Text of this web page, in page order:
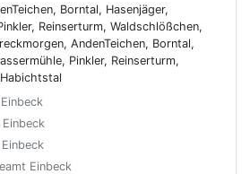
Borntal, Hasenjäger,
Reinserturm, Waldschlößchen,
AndenTeichen, Borntal,
Pinkler, Reinserturm,
Einbeck